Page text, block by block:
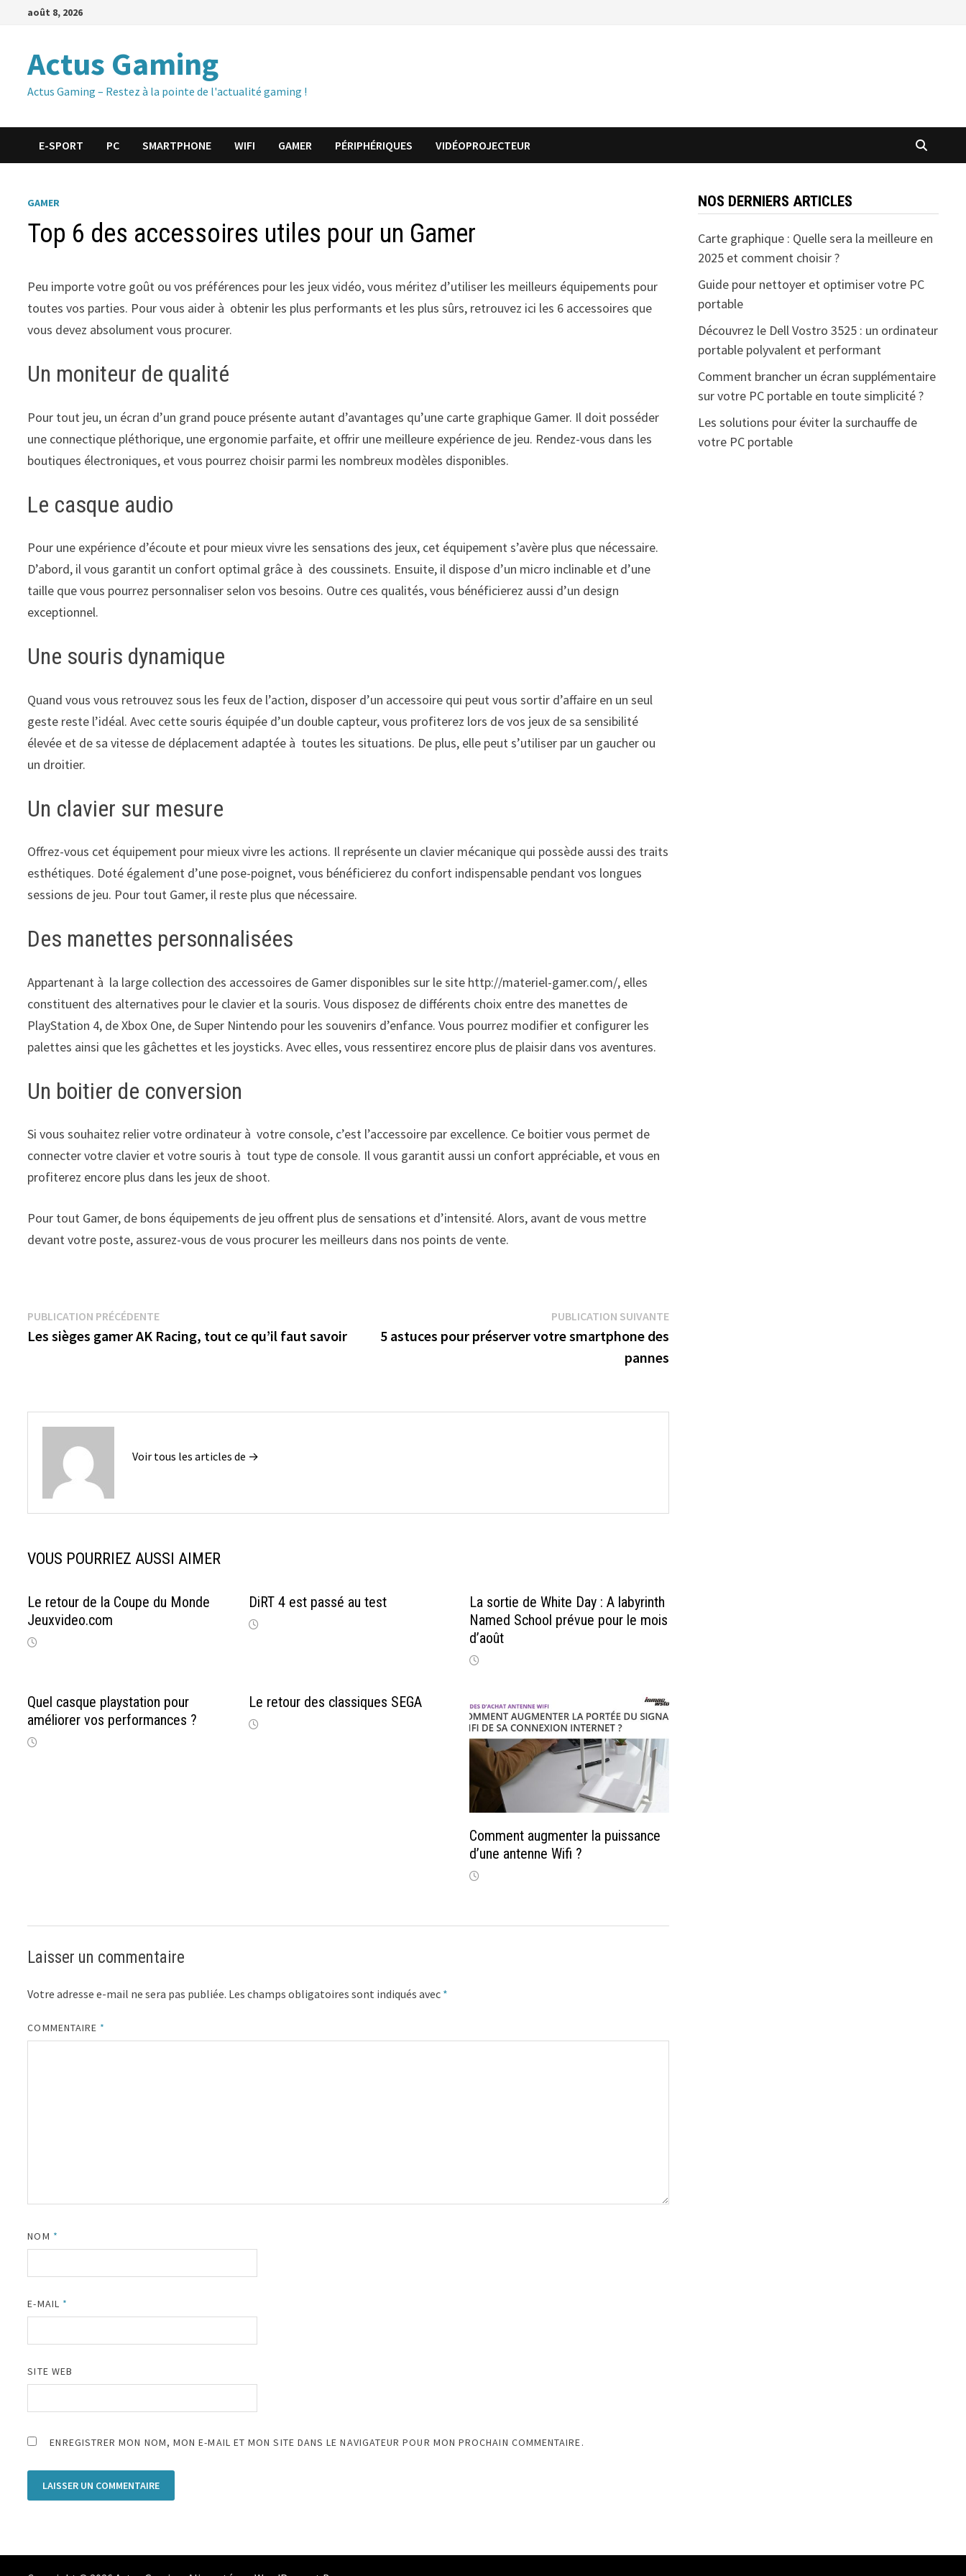
Passeraoût 8, 2026
Actus Gaming
Actus Gaming – Restez à la pointe de l'actualité gaming !
E-SPORT PC SMARTPHONE WIFI GAMER PÉRIPHÉRIQUES VIDÉOPROJECTEUR
GAMER
Top 6 des accessoires utiles pour un Gamer
Peu importe votre goût ou vos préférences pour les jeux vidéo, vous méritez d’utiliser les meilleurs équipements pour
toutes vos parties. Pour vous aider à obtenir les plus performants et les plus sûrs, retrouvez ici les 6 accessoires que
vous devez absolument vous procurer.
Un moniteur de qualité
Pour tout jeu, un écran d’un grand pouce présente autant d’avantages qu’une carte graphique Gamer. Il doit posséder
une connectique pléthorique, une ergonomie parfaite, et offrir une meilleure expérience de jeu. Rendez-vous dans les
boutiques électroniques, et vous pourrez choisir parmi les nombreux modèles disponibles.
Le casque audio
Pour une expérience d’écoute et pour mieux vivre les sensations des jeux, cet équipement s’avère plus que nécessaire.
D’abord, il vous garantit un confort optimal grâce à des coussinets. Ensuite, il dispose d’un micro inclinable et d’une
taille que vous pourrez personnaliser selon vos besoins. Outre ces qualités, vous bénéficierez aussi d’un design
exceptionnel.
Une souris dynamique
Quand vous vous retrouvez sous les feux de l’action, disposer d’un accessoire qui peut vous sortir d’affaire en un seul
geste reste l’idéal. Avec cette souris équipée d’un double capteur, vous profiterez lors de vos jeux de sa sensibilité
élevée et de sa vitesse de déplacement adaptée à toutes les situations. De plus, elle peut s’utiliser par un gaucher ou
un droitier.
Un clavier sur mesure
Offrez-vous cet équipement pour mieux vivre les actions. Il représente un clavier mécanique qui possède aussi des traits
esthétiques. Doté également d’une pose-poignet, vous bénéficierez du confort indispensable pendant vos longues
sessions de jeu. Pour tout Gamer, il reste plus que nécessaire.
Des manettes personnalisées
Appartenant à la large collection des accessoires de Gamer disponibles sur le site http://materiel-gamer.com/, elles
constituent des alternatives pour le clavier et la souris. Vous disposez de différents choix entre des manettes de
PlayStation 4, de Xbox One, de Super Nintendo pour les souvenirs d’enfance. Vous pourrez modifier et configurer les
palettes ainsi que les gâchettes et les joysticks. Avec elles, vous ressentirez encore plus de plaisir dans vos aventures.
Un boitier de conversion
Si vous souhaitez relier votre ordinateur à votre console, c’est l’accessoire par excellence. Ce boitier vous permet de
connecter votre clavier et votre souris à tout type de console. Il vous garantit aussi un confort appréciable, et vous en
profiterez encore plus dans les jeux de shoot.
Pour tout Gamer, de bons équipements de jeu offrent plus de sensations et d’intensité. Alors, avant de vous mettre
devant votre poste, assurez-vous de vous procurer les meilleurs dans nos points de vente.
Navigation
de
PUBLICATION PRÉCÉDENTEPublication
précédente :
Les sièges gamer AK Racing, tout ce qu’il faut savoir
PUBLICATION SUIVANTEPublication
suivante :
5 astuces pour préserver votre smartphone des
pannes
Voir tous les articles de →
VOUS POURRIEZ AUSSI AIMER
Le retour de la Coupe du Monde
Jeuxvideo.com
DiRT 4 est passé au test
La sortie de White Day : A labyrinth
Named School prévue pour le mois
d’août
Quel casque playstation pour
améliorer vos performances ?
Le retour des classiques SEGA
Comment augmenter la puissance
d’une antenne Wifi ?
Laisser un commentaire
Votre adresse e-mail ne sera pas publiée. Les champs obligatoires sont indiqués avec *
COMMENTAIRE *
NOM *
E-MAIL *
SITE WEB
ENREGISTRER MON NOM, MON E-MAIL ET MON SITE DANS LE NAVIGATEUR POUR MON PROCHAIN COMMENTAIRE.
NOS DERNIERS ARTICLES
Carte graphique : Quelle sera la meilleure en
2025 et comment choisir ?
Guide pour nettoyer et optimiser votre PC
portable
Découvrez le Dell Vostro 3525 : un ordinateur
portable polyvalent et performant
Comment brancher un écran supplémentaire
sur votre PC portable en toute simplicité ?
Les solutions pour éviter la surchauffe de
votre PC portable